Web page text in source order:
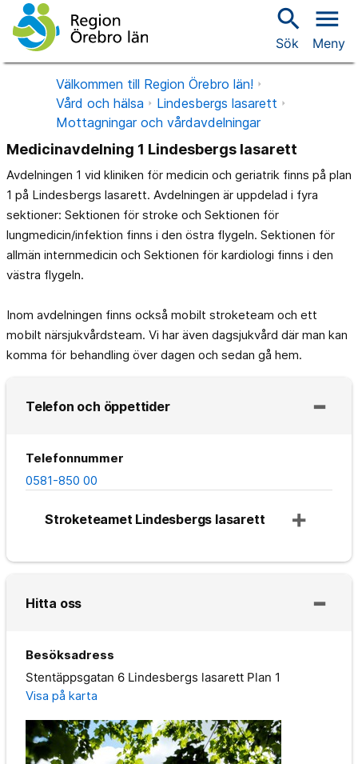
search
Sök
menu
Meny
Välkommen till Region Örebro län!
Vård och hälsa
Lindesbergs lasarett
Mottagningar och vårdavdelningar
Medicinavdelning 1 Lindesbergs lasarett
Avdelningen 1 vid kliniken för medicin och geriatrik finns på plan
1 på Lindesbergs lasarett. Avdelningen är uppdelad i fyra
sektioner: Sektionen för stroke och Sektionen för
lungmedicin/infektion finns i den östra flygeln. Sektionen för
allmän internmedicin och Sektionen för kardiologi finns i den
västra flygeln.
Inom avdelningen finns också mobilt stroketeam och ett
mobilt närsjukvårdsteam. Vi har även dagsjukvård där man kan
komma för behandling över dagen och sedan gå hem.
Telefon och öppettider
Telefonnummer
0581-850 00
Stroketeamet Lindesbergs lasarett
Hitta oss
Besöksadress
Stentäppsgatan 6 Lindesbergs lasarett Plan 1
Visa på karta